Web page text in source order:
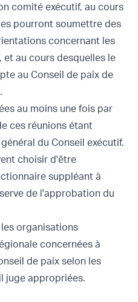
comité exécutif, au cours
pourront soumettre des
concernant les
au cours desquelles le
au Conseil de paix de
au moins une fois par
ces réunions étant
du Conseil exécutif.
choisir d'être
suppléant à
de l'approbation du
organisations
concernées à
de paix selon les
juge appropriées.